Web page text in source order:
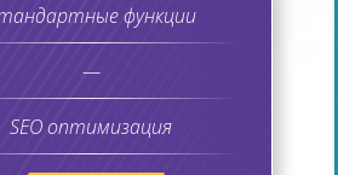
функции
—
SEO оптимизация